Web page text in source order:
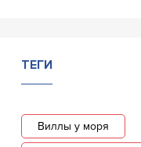
ТЕГИ
Виллы у моря